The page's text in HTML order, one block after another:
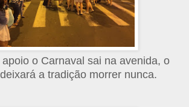
o Carnaval sai na avenida, o
a tradição morrer nunca.